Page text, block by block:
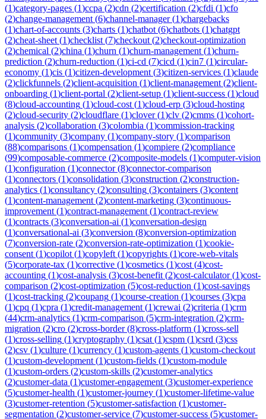
(1)category-pages (1)ccpa (2)cdn (2)certification (2)cfdi (1)cfo
(2)change-management (6)channel-manager(1)chargebacks
(1)chart-of-accounts (3)charts (1)chatbot (6)chatbots (1)chatgpt
(2)cheat-sheet (1)checklist (7)checkout (2)checkout-optimization
(2)chemical (2)china (1)churn (1)churn-management (1)churn-
prediction (2)churn-reduction (1)ci-cd (7)cicd (1)cin7 (1)circular-
economy (1)cis (1)citizen-development (3)citizen-services (1)claude
(2)clickfunnels (2)client-acquisition (1)client-management (2)client-
onboarding (1)client-portal (2)client-setup (1)client-success (1)cloud
(8)cloud-accounting (1)cloud-cost (1)cloud-erp (3)cloud-hosting
(2)cloud-security (2)cloudflare (1)clover(1)clv (2)cmms (1)cohort-
analysis (2)collaboration (3)colombia (1)commission-tracking
(1)community (3)company (1)company-story (1)comparison
(88)comparisons (1)compensation (1)compiere (2)compliance
(99)composable-commerce (2)composite-models (1)computer-vision
(1)configuration (1)connector(8)connector-comparison
(1)connectors (1)consolidation (3)construction (2)construction-
analytics (1)consultancy (2)consulting (3)containers (3)content
(1)content-management (2)content-marketing (3)continuous-
improvement (1)contract-management (1)contract-review
(1)contracts (3)conversation-ai (1)conversation-design
(1)conversational-ai (3)conversion (8)conversion-optimization
(7)conversion-rate (2)conversion-rate-optimization (1)cookie-
consent (1)copilot (1)copyleft (1)copyrights (1)core-web-vitals
(5)corporate-tax (1)corrective (1)cosmetics (1)cost (4)cost-
accounting (1)cost-analysis (3)cost-benefit (2)cost-calculator(1)cost-
comparison (2)cost-optimization (5)cost-reduction (1)cost-savings
(1)cost-tracking (2)coupang (1)course-creation (1)courses (3)cpa
(1)cpq (1)cpra (1)credit-management (1)crewai (2)criteria (1)crm
(44)crm-analytics (1)crm-comparison (5)crm-integration (2)crm-
migration (2)cro (2)cross-border(8)cross-platform (1)cross-sell
(1)cross-selling (1)cryptography (1)csat (1)cspm (1)csrd (3)css
(2)csv (1)culture (1)currency (1)custom-agents (1)custom-checkout
(1)custom-development (1)custom-fields (1)custom-module
(1)custom-orders (2)custom-skills (2)customer-analytics
(2)customer-data (1)customer-engagement (3)customer-experience
(5)customer-health (1)customer-journey (1)customer-lifetime-value
(3)customer-retention (5)customer-satisfaction (1)customer-
segmentation (2)customer-service (7)customer-success (5)customer-